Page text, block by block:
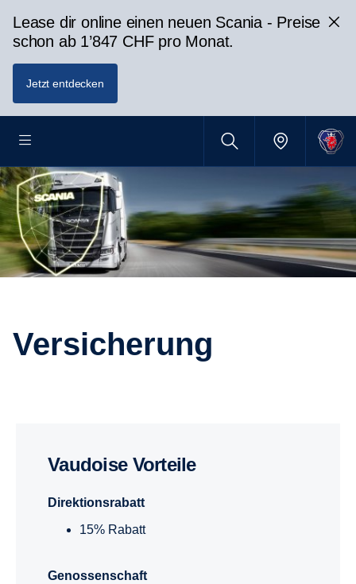
Lease dir online einen neuen Scania - Preise
schon ab 1’847 CHF pro Monat.
Jetzt entdecken
Versicherung
Vaudoise Vorteile
Direktionsrabatt
15% Rabatt
Genossenschaft